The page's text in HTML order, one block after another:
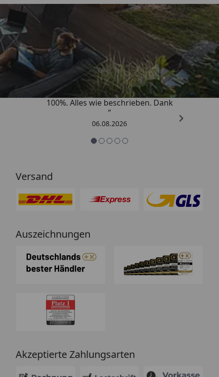
Trusted Shops
4,83/ 5
„Super schnell gelifert. Ware passt
100%. Alles wie beschrieben. Dank
“
06.08.2026
Versand
Auszeichnungen
Akzeptierte Zahlungsarten